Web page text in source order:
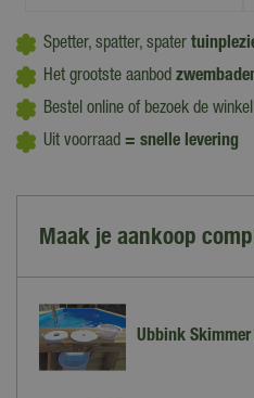
Spetter, spatter, spater
Het grootste aanbod
Bestel online of bezoek de
Uit voorraad = snelle levering
Maak je aankoop
Ubbink Skimmer